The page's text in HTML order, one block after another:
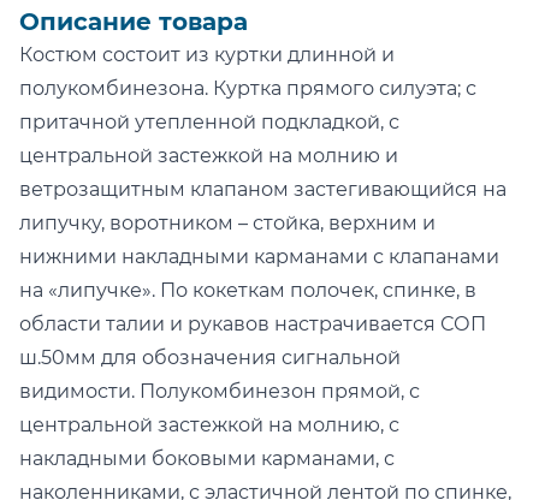
Описание товара
Костюм состоит из куртки длинной и
полукомбинезона. Куртка прямого силуэта; с
притачной утепленной подкладкой, с
центральной застежкой на молнию и
ветрозащитным клапаном застегивающийся на
липучку, воротником – стойка, верхним и
нижними накладными карманами с клапанами
на «липучке». По кокеткам полочек, спинке, в
области талии и рукавов настрачивается СОП
ш.50мм для обозначения сигнальной
видимости. Полукомбинезон прямой, с
центральной застежкой на молнию, с
накладными боковыми карманами, с
наколенниками, с эластичной лентой по спинке,